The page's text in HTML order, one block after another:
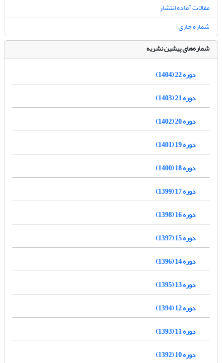
مقالات آماده انتشار
شماره جاری
شماره‌های پیشین نشریه
دوره 22 (1404)
دوره 21 (1403)
دوره 20 (1402)
دوره 19 (1401)
دوره 18 (1400)
دوره 17 (1399)
دوره 16 (1398)
دوره 15 (1397)
دوره 14 (1396)
دوره 13 (1395)
دوره 12 (1394)
دوره 11 (1393)
دوره 10 (1392)